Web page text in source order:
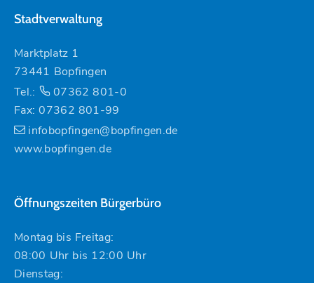
Stadtverwaltung
Marktplatz 1
73441 Bopfingen
Tel.:
07362 801-0
Fax: 07362 801-99
infobopfingen@bopfingen.de
www.bopfingen.de
Öffnungszeiten Bürgerbüro
Montag bis Freitag:
08:00 Uhr bis 12:00 Uhr
Dienstag: